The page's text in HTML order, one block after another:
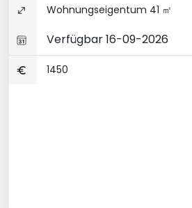
Wohnungseigentum 41 ㎡
Verfügbar 16-09-2026
1450